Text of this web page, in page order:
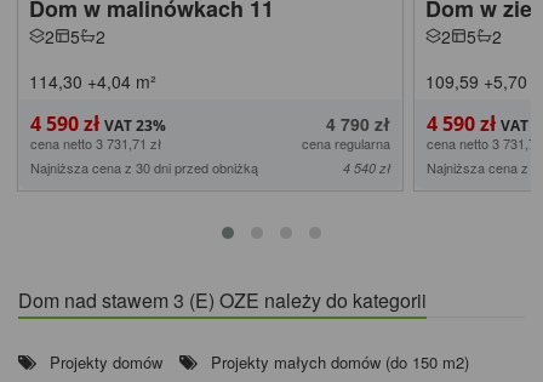
Dom w malinówkach 11
2 5
2
114,30 +4,04 m²
4 590 zł 4 790 zł
cena netto 3 731,71 zł
cena regularna
Najniższa cena z 30 dni przed obniżką
4 540 zł
Dom w
2 5
2
109,59 +5,70
4 590 zł
cena netto 3
Najniższa cena z
Dom nad stawem 3 (E) OZE należy do kategorii
Projekty domów
Projekty małych domów (do 150 m2)